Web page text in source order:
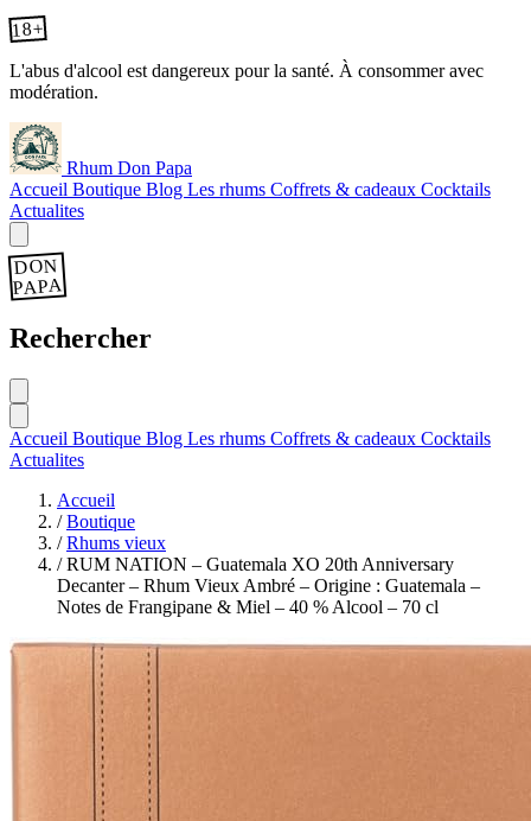
18+
L'abus d'alcool est dangereux pour la santé. À consommer avec
modération.
Rhum Don Papa
Accueil Boutique Blog Les rhums Coffrets & cadeaux Cocktails
Actualites
DON
PAPA
Rechercher
Accueil Boutique Blog Les rhums Coffrets & cadeaux Cocktails
Actualites
Accueil
/ Boutique
/ Rhums vieux
/ RUM NATION – Guatemala XO 20th Anniversary
Decanter – Rhum Vieux Ambré – Origine : Guatemala –
Notes de Frangipane & Miel – 40 % Alcool – 70 cl